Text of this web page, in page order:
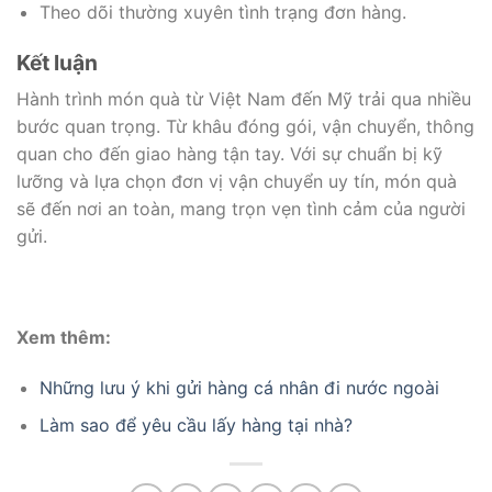
Theo dõi thường xuyên tình trạng đơn hàng.
Kết luận
Hành trình món quà từ Việt Nam đến Mỹ trải qua nhiều
bước quan trọng. Từ khâu đóng gói, vận chuyển, thông
quan cho đến giao hàng tận tay. Với sự chuẩn bị kỹ
lưỡng và lựa chọn đơn vị vận chuyển uy tín, món quà
sẽ đến nơi an toàn, mang trọn vẹn tình cảm của người
gửi.
Xem thêm:
Những lưu ý khi gửi hàng cá nhân đi nước ngoài
Làm sao để yêu cầu lấy hàng tại nhà?